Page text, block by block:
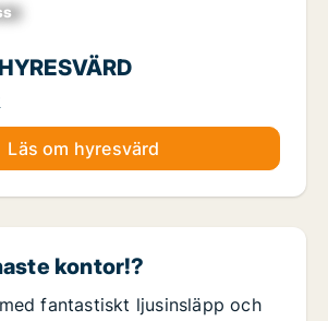
Läs om hyresvärd
kontor!?
fantastiskt ljusinsläpp och